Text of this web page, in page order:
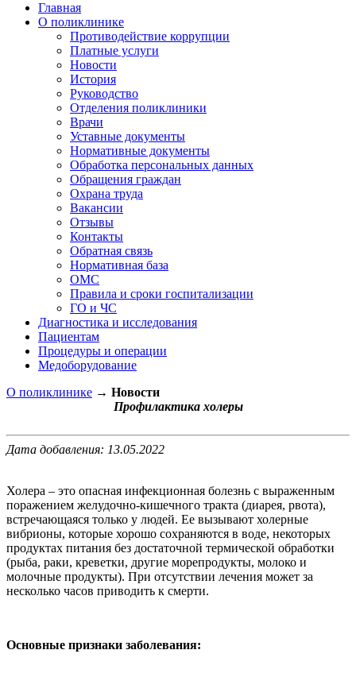
Главная
О поликлинике
Противодействие коррупции
Платные услуги
Новости
История
Руководство
Отделения поликлиники
Врачи
Уставные документы
Нормативные документы
Обработка персональных данных
Обращения граждан
Охрана труда
Вакансии
Отзывы
Контакты
Обратная связь
Нормативная база
ОМС
Правила и сроки госпитализации
ГО и ЧС
Диагностика и исследования
Пациентам
Процедуры и операции
Медоборудование
О поликлинике → Новости
Профилактика холеры
Дата добавления: 13.05.2022
Холера – это опасная инфекционная болезнь с выраженным
поражением желудочно-кишечного тракта (диарея, рвота),
встречающаяся только у людей. Ее вызывают холерные
вибрионы, которые хорошо сохраняются в воде, некоторых
продуктах питания без достаточной термической обработки
(рыба, раки, креветки, другие морепродукты, молоко и
молочные продукты). При отсутствии лечения может за
несколько часов приводить к смерти.
Основные признаки заболевания: